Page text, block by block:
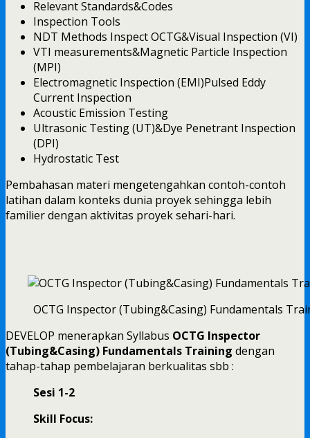
Relevant Standards&Codes
Inspection Tools
NDT Methods Inspect OCTG&Visual Inspection (VI)
VTI measurements&Magnetic Particle Inspection
(MPI)
Electromagnetic Inspection (EMI)Pulsed Eddy
Current Inspection
Acoustic Emission Testing
Ultrasonic Testing (UT)&Dye Penetrant Inspection
(DPI)
Hydrostatic Test
Pembahasan materi mengetengahkan contoh-contoh
latihan dalam konteks dunia proyek sehingga lebih
familier dengan aktivitas proyek sehari-hari.
OCTG Inspector (Tubing&Casing) Fundamentals
DEVELOP menerapkan Syllabus OCTG Inspector
(Tubing&Casing) Fundamentals Training dengan
tahap-tahap pembelajaran berkualitas sbb :
Sesi 1-2
Skill Focus: